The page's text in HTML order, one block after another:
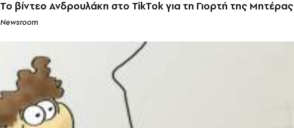
Το βίντεο Ανδρουλάκη στο TikTok για τη Γιορτή της Μητέρας
Newsroom